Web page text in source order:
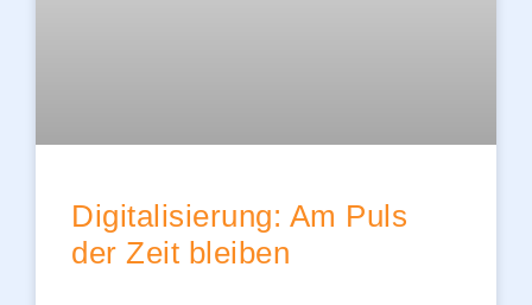
Digitalisierung: Am Puls
der Zeit bleiben